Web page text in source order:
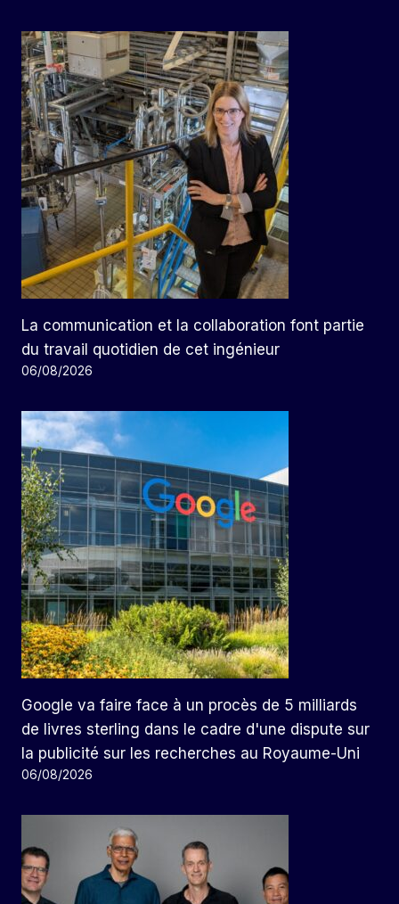
La communication et la collaboration font partie
du travail quotidien de cet ingénieur
06/08/2026
Google va faire face à un procès de 5 milliards
de livres sterling dans le cadre d'une dispute sur
la publicité sur les recherches au Royaume-Uni
06/08/2026